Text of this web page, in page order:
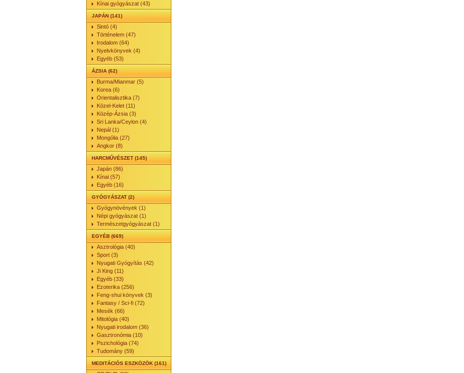
Kínai gyógyászat (43)
JAPÁN (141)
Sintó (4)
Történelem (47)
Irodalom (64)
Nyelvkönyvek (4)
Egyéb (53)
ÁZSIA (62)
Burma/Mianmar (5)
Korea (6)
Orientalisztika (7)
Közel-Kelet (11)
Közép-Ázsia (3)
Sri Lanka/Ceylon (4)
Nepál (1)
Mongólia (27)
Angkor (8)
HARCMŰVÉSZET (145)
Japán (86)
Kínai (57)
Egyéb (16)
GYÓGYÁSZAT (2)
Gyógynövények (1)
Népi gyógyászat (1)
Természetgyógyászat (1)
EGYÉB (669)
Asztrológia (40)
Sport (3)
Nyugati Gyógyítás (42)
Ji King (11)
Egyéb (33)
Ezoterika (256)
Feng-shui könyvek (3)
Fantasy / Sci-fi (72)
Mesék (66)
Mitológia (40)
Nyugati irodalom (36)
Gasztronómia (10)
Pszichológia (74)
Tudomány (59)
MEDITÁCIÓS ESZKÖZÖK (161)